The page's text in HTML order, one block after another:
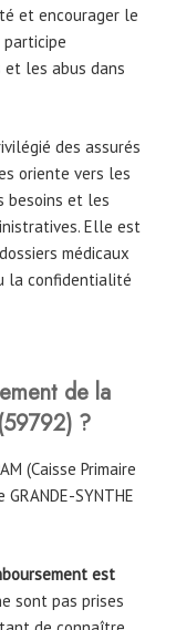
et encourager le
les abus dans
des assurés
oriente vers les
besoins et les
Elle est
médicaux
la confidentialité
de la
(59792) ?
(Caisse Primaire
SYNTHE
est
sont pas prises